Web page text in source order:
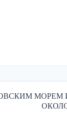
МОРЕМ